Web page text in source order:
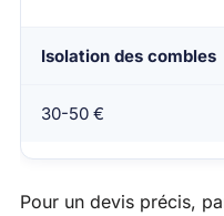
Isolation des combles
30-50 €
Pour un devis précis,